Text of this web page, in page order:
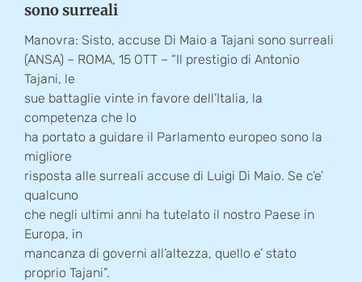
sono surreali
Manovra: Sisto, accuse Di Maio a Tajani sono surreali
(ANSA) – ROMA, 15 OTT – “Il prestigio di Antonio
Tajani, le
sue battaglie vinte in favore dell’Italia, la
competenza che lo
ha portato a guidare il Parlamento europeo sono la
migliore
risposta alle surreali accuse di Luigi Di Maio. Se c’e’
qualcuno
che negli ultimi anni ha tutelato il nostro Paese in
Europa, in
mancanza di governi all’altezza, quello e’ stato
proprio Tajani”.